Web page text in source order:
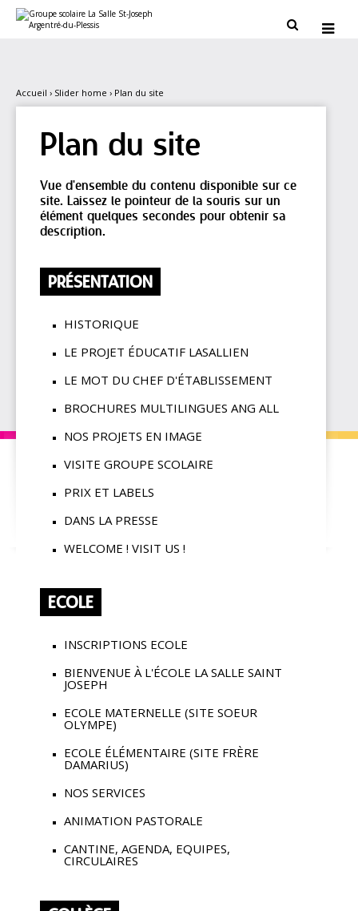
contenu.
personnels
 
Accueil › Slider home › Plan du site
Plan du site
Vue d'ensemble du contenu disponible sur ce
site. Laissez le pointeur de la souris sur un
élément quelques secondes pour obtenir sa
description.
PRÉSENTATION
HISTORIQUE
LE PROJET ÉDUCATIF LASALLIEN
LE MOT DU CHEF D'ÉTABLISSEMENT
BROCHURES MULTILINGUES ANG ALL
NOS PROJETS EN IMAGE
VISITE GROUPE SCOLAIRE
PRIX ET LABELS
DANS LA PRESSE
WELCOME ! VISIT US !
ECOLE
INSCRIPTIONS ECOLE
BIENVENUE À L'ÉCOLE LA SALLE SAINT
JOSEPH
ECOLE MATERNELLE (SITE SOEUR
OLYMPE)
ECOLE ÉLÉMENTAIRE (SITE FRÈRE
DAMARIUS)
NOS SERVICES
ANIMATION PASTORALE
CANTINE, AGENDA, EQUIPES,
CIRCULAIRES